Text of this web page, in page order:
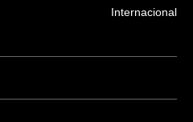
Internacional